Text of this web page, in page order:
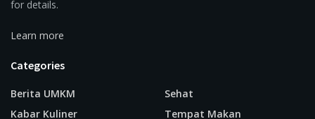
for details.
Learn more
Categories
Berita UMKM
Kabar Kuliner
Sehat
Tempat Makan